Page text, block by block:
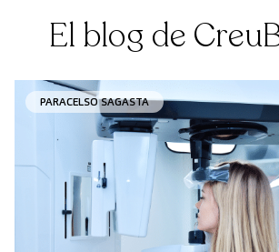
El blog de
PARACELSO SAGASTA